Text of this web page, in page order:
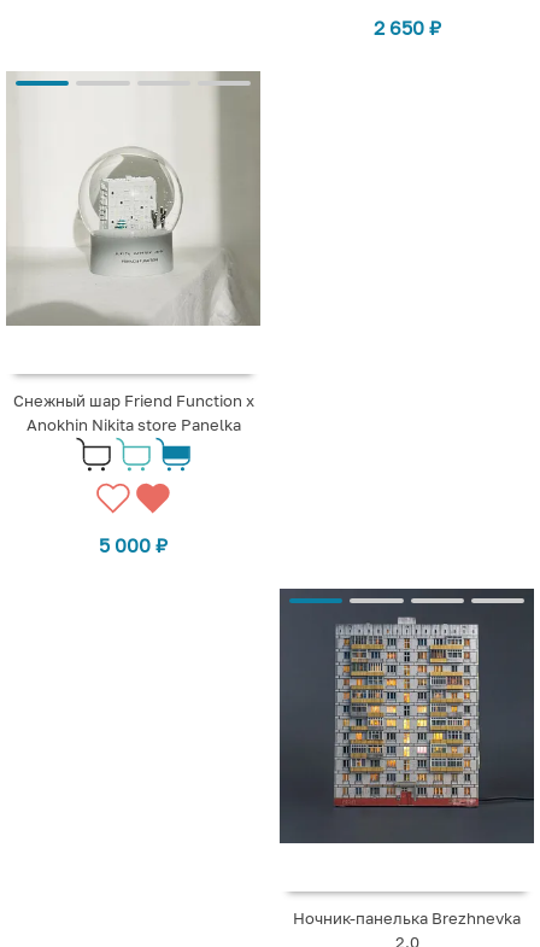
2 650 ₽
Снежный шар Friend Function x
Anokhin Nikita store Panelka
5 000 ₽
Ночник-панелька Brezhnevka
2.0